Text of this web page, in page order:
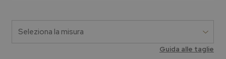
Guida alle taglie